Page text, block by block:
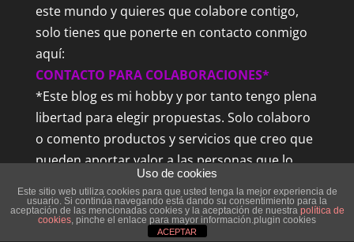
este mundo y quieres que colabore contigo,
solo tienes que ponerte en contacto conmigo
aquí:
CONTACTO PARA COLABORACIONES*
*Este blog es mi hobby y por tanto tengo plena
libertad para elegir propuestas. Solo colaboro
o comento productos y servicios que creo que
pueden aportar valor a las personas que lo
Posts más leídos
Uso de cookies
Este sitio web utiliza cookies para que usted tenga la mejor experiencia de
usuario. Si continúa navegando está dando su consentimiento para la
aceptación de las mencionadas cookies y la aceptación de nuestra política de
cookies, pinche el enlace para mayor información.plugin cookies
ACEPTAR